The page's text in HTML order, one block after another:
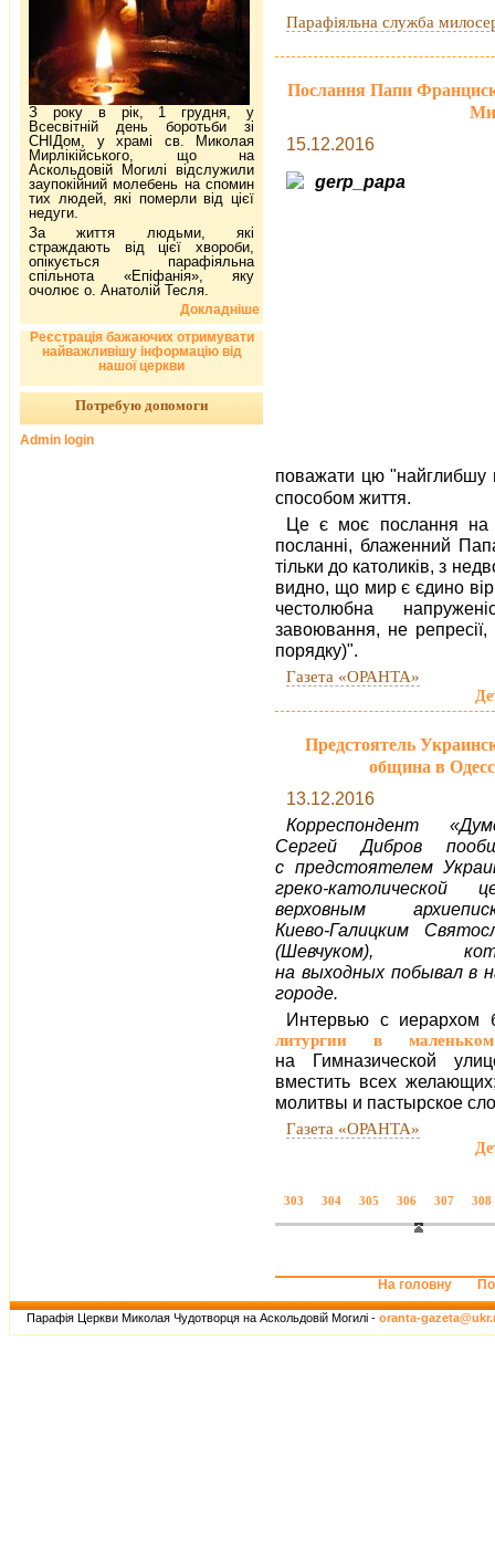
Парафіяльна служба
Послання Папи
15.12.2016
поважати цю "найглибшу
способом життя.
Це є моє послання на
посланні, блаженний
тільки до католиків, з
видно, що мир є єдино
честолюбна
завоювання, не
порядку)".
Газета «ОРАНТА»
Предстоятель
община в
13.12.2016
Корреспондент
Сергей Дибров
с предстоятелем
греко-католической
верховным
Киево-Галицким
(Шевчуком),
на выходных побывал в
городе.
Интервью с иерархом
литургии в
на Гимназической
вместить всех
молитвы и пастырское
Газета «ОРАНТА»
303 304 305 306 307 308
З року в рік, 1 грудня, у
Всесвітній день боротьби зі
СНІДом, у храмі св. Миколая
Мирлікійського, що на
Аскольдовій Могилі відслужили
заупокійний молебень на спомин
тих людей, які померли від цієї
недуги.
За життя людьми, які
страждають від цієї хвороби,
опікується парафіяльна
спільнота «Епіфанія», яку
очолює о. Анатолій Тесля.
Докладніше
Реєстрація бажаючих отримувати
найважливішу інформацію від
нашої церкви
Потребую допомоги
Admin login
На головну
Парафія Церкви Миколая Чудотворця на Аскольдовій Могилі - oranta-